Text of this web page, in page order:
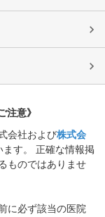
注意》
会社および株式会
す。 正確な情報掲
ものではありませ
に必ず該当の医院